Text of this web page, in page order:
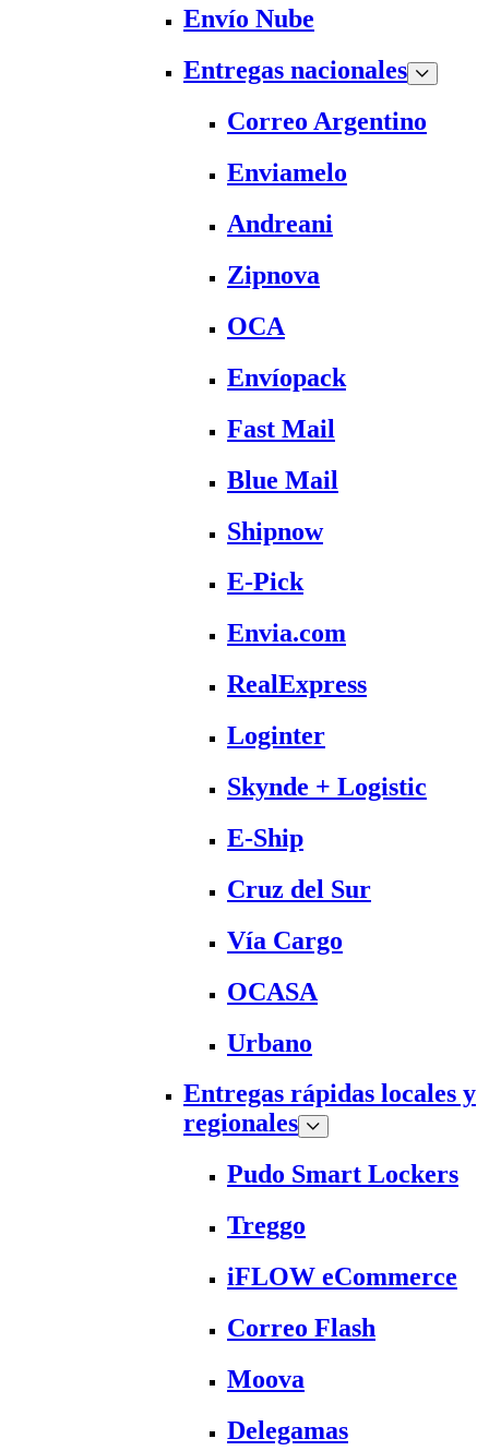
Envío Nube
Entregas nacionales
Correo Argentino
Enviamelo
Andreani
Zipnova
OCA
Envíopack
Fast Mail
Blue Mail
Shipnow
E-Pick
Envia.com
RealExpress
Loginter
Skynde + Logistic
E-Ship
Cruz del Sur
Vía Cargo
OCASA
Urbano
Entregas rápidas locales y
regionales
Pudo Smart Lockers
Treggo
iFLOW eCommerce
Correo Flash
Moova
Delegamas